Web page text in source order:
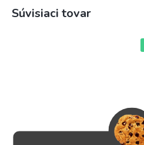
Súvisiaci tovar
Zahraj ako veľmajstri I